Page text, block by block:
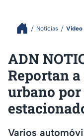
Noticias Video
ADN
Reportan
urbano
Varios